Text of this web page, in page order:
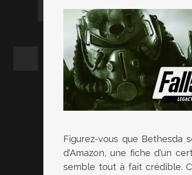
Figurez-vous que Bethesda
d'Amazon, une fiche d'un
semble tout à fait crédible.